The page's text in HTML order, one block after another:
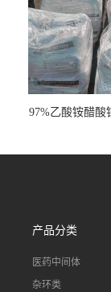
97%乙酸铵醋酸
产品分类
医药中间体
杂环类